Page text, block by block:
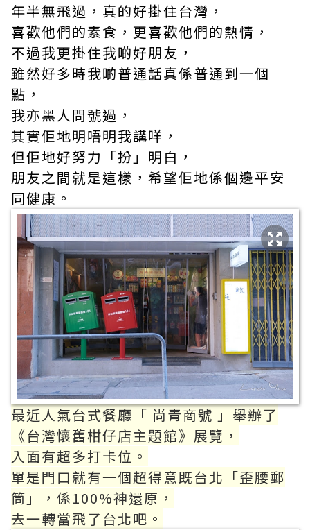
年半無飛過，真的好掛住台灣，
喜歡他們的素食，更喜歡他們的熱情，
不過我更掛住我啲好朋友，
雖然好多時我啲普通話真係普通到一個
點，
我亦黑人問號過，
其實佢地明唔明我講咩，
但佢地好努力「扮」明白，
朋友之間就是這樣，希望佢地係個邊平安
同健康。
最近人氣台式餐廳「 尚青商號 」舉辦了
《台灣懷舊柑仔店主題館》展覽，
入面有超多打卡位。
單是門口就有一個超得意既台北「歪腰郵
筒」，係100%神還原，
去一轉當飛了台北吧。